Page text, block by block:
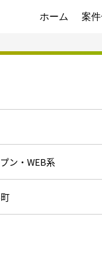
ホーム 案
ン・WEB系